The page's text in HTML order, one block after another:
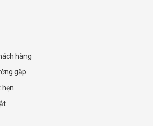
hàng
gặp